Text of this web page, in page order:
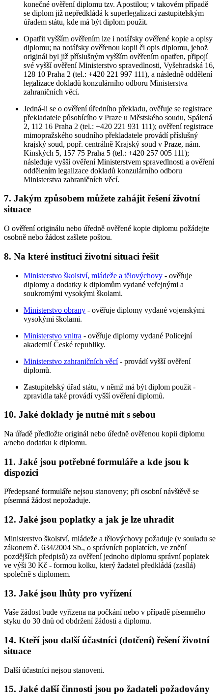
konečné ověření diplomu tzv. Apostilou; v takovém případě
se diplom již nepředkládá k superlegalizaci zastupitelským
úřadem státu, kde má být diplom použit.
Opatřit vyšším ověřením lze i notářsky ověřené kopie a opisy
diplomu; na notářsky ověřenou kopii či opis diplomu, jehož
originál byl již příslušným vyšším ověřením opatřen, připojí
své vyšší ověření Ministerstvo spravedlnosti, Vyšehradská 16,
128 10 Praha 2 (tel.: +420 221 997 111), a následně oddělení
legalizace dokladů konzulárního odboru Ministerstva
zahraničních věcí.
Jedná-li se o ověření úředního překladu, ověřuje se registrace
překladatele působícího v Praze u Městského soudu, Spálená
2, 112 16 Praha 2 (tel.: +420 221 931 111); ověření registrace
mimopražského soudního překladatele provádí příslušný
krajský soud, popř. centrálně Krajský soud v Praze, nám.
Kinských 5, 157 75 Praha 5 (tel.: +420 257 005 111);
následuje vyšší ověření Ministerstvem spravedlnosti a ověření
oddělením legalizace dokladů konzulárního odboru
Ministerstva zahraničních věcí.
7. Jakým způsobem můžete zahájit řešení životní
situace
O ověření originálu nebo úředně ověřené kopie diplomu požádejte
osobně nebo žádost zašlete poštou.
8. Na které instituci životní situaci řešit
Ministerstvo školství, mládeže a tělovýchovy - ověřuje
diplomy a dodatky k diplomům vydané veřejnými a
soukromými vysokými školami.
Ministerstvo obrany - ověřuje diplomy vydané vojenskými
vysokými školami.
Ministerstvo vnitra - ověřuje diplomy vydané Policejní
akademií České republiky.
Ministerstvo zahraničních věcí- provádí vyšší ověření
diplomů.
Zastupitelský úřad státu, v němž má být diplom použit -
zpravidla také provádí vyšší ověření diplomů.
10. Jaké doklady je nutné mít s sebou
Na úřadě předložte originál nebo úředně ověřenou kopii diplomu
a/nebo dodatku k diplomu.
11. Jaké jsou potřebné formuláře a kde jsou k
dispozici
Předepsané formuláře nejsou stanoveny; při osobní návštěvě se
písemná žádost nepožaduje.
12. Jaké jsou poplatky a jak je lze uhradit
Ministerstvo školství, mládeže a tělovýchovy požaduje (v souladu se
zákonem č. 634/2004 Sb., o správních poplatcích, ve znění
pozdějších předpisů) za ověření jednoho diplomu správní poplatek
ve výši 30 Kč - formou kolku, který žadatel předkládá (zasílá)
společně s diplomem.
13. Jaké jsou lhůty pro vyřízení
Vaše žádost bude vyřízena na počkání nebo v případě písemného
styku do 30 dnů od obdržení žádosti a diplomu.
14. Kteří jsou další účastníci (dotčení) řešení životní
situace
Další účastníci nejsou stanoveni.
15. Jaké další činnosti jsou po žadateli požadovány